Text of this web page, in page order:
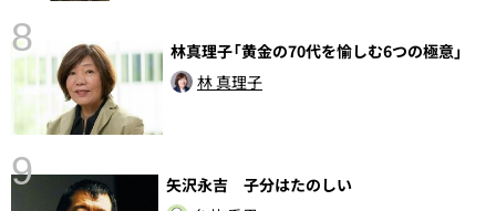
8
林真理子「黄金の70代を愉しむ6つの極意」
林 真理子
9
矢沢永吉 子分はたのしい